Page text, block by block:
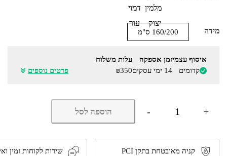
מלמין
יצוק
דמוי
עור
מידה
160/200 ס"מ
איסוף עצמי
קדומים
זמן אספקה
14 ימי עסקים
עלות משלוח
₪350
פרטים נוספים
-
מיטה
מרופדת
בהפרדה
+ הוספה לסל
קניה מאובטחת בתקן PCI שירות לקוחות זמין